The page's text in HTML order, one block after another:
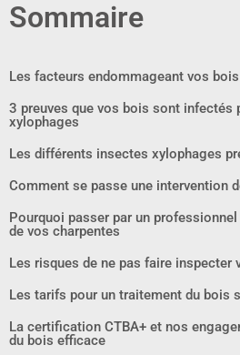
Sommaire
Les facteurs endommageant vos
3 preuves que vos bois sont infectés
xylophages
Les différents insectes xylophages
Comment se passe une intervention
Pourquoi passer par un
de vos charpentes
Les risques de ne pas faire inspecter
Les tarifs pour un traitement du bois
La certification CTBA+ et nos
du bois efficace